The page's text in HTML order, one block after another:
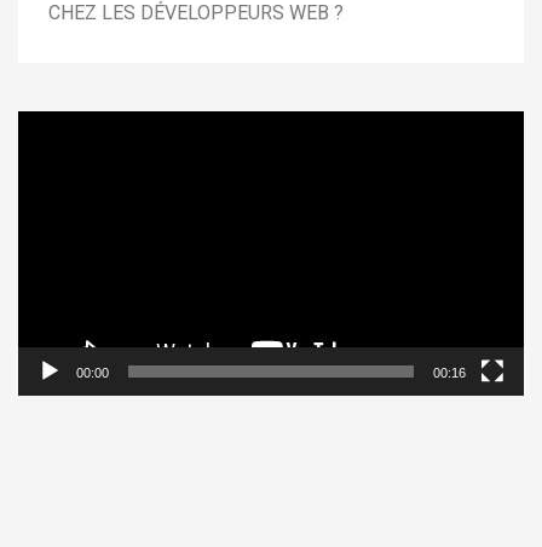
CHEZ LES DÉVELOPPEURS WEB ?
00:00 00:16